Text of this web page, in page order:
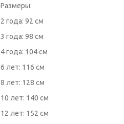
Размеры:
2 года: 92 см
3 года: 98 см
4 года: 104 см
6 лет: 116 см
8 лет: 128 см
10 лет: 140 см
12 лет: 152 см